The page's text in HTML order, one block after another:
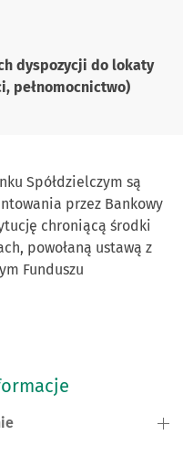
dyspozycji do lokaty
pełnomocnictwo)
Spółdzielczym są
przez Bankowy
chroniącą środki
powołaną ustawą z
Funduszu